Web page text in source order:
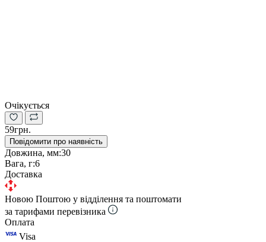
Очікується
59грн.
Повідомити про наявність
Довжина, мм:30
Вага, г:6
Доставка
Новою Поштою у відділення та поштомати
за тарифами перевізника
Оплата
Visa